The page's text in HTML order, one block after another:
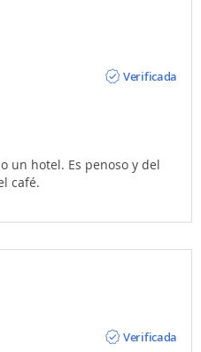
Verificada
un hotel. Es penoso y del
café.
Verificada